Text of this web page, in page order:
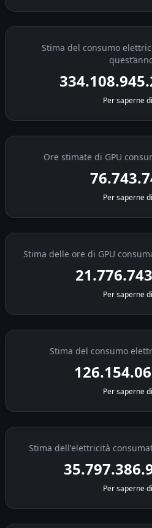
Stima del consumo
Per saperne
Ore stimate di GPU
Per saperne
Stima delle ore di GPU
Per saperne
Stima del consumo
Per saperne
Stima dell'elettricità
Per saperne